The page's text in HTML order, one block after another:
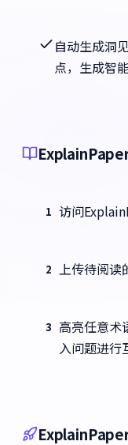
自动生成洞
点，生成智
1 访问
2 上传待阅
3 高亮任意术
入问题进行